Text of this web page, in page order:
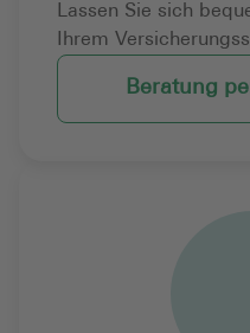
Lassen Sie sich
Ihrem
Beratung